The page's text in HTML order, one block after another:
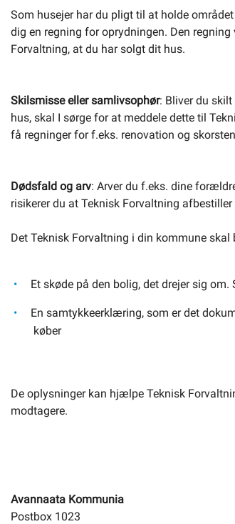
Som husejer har du pligt til at holde
dig en regning for oprydningen. Den
Forvaltning, at du har solgt dit hus.
Skilsmisse eller samlivsophør: Bliver du
hus, skal I sørge for at meddele dette til
få regninger for f.eks. renovation og
Dødsfald og arv: Arver du f.eks. dine
risikerer du at Teknisk Forvaltning
Det Teknisk Forvaltning i din kommune skal
Et skøde på den bolig, det drejer sig
En samtykkeerklæring, som er det
køber
De oplysninger kan hjælpe Teknisk
modtagere.
Avannaata Kommunia
Postbox 1023